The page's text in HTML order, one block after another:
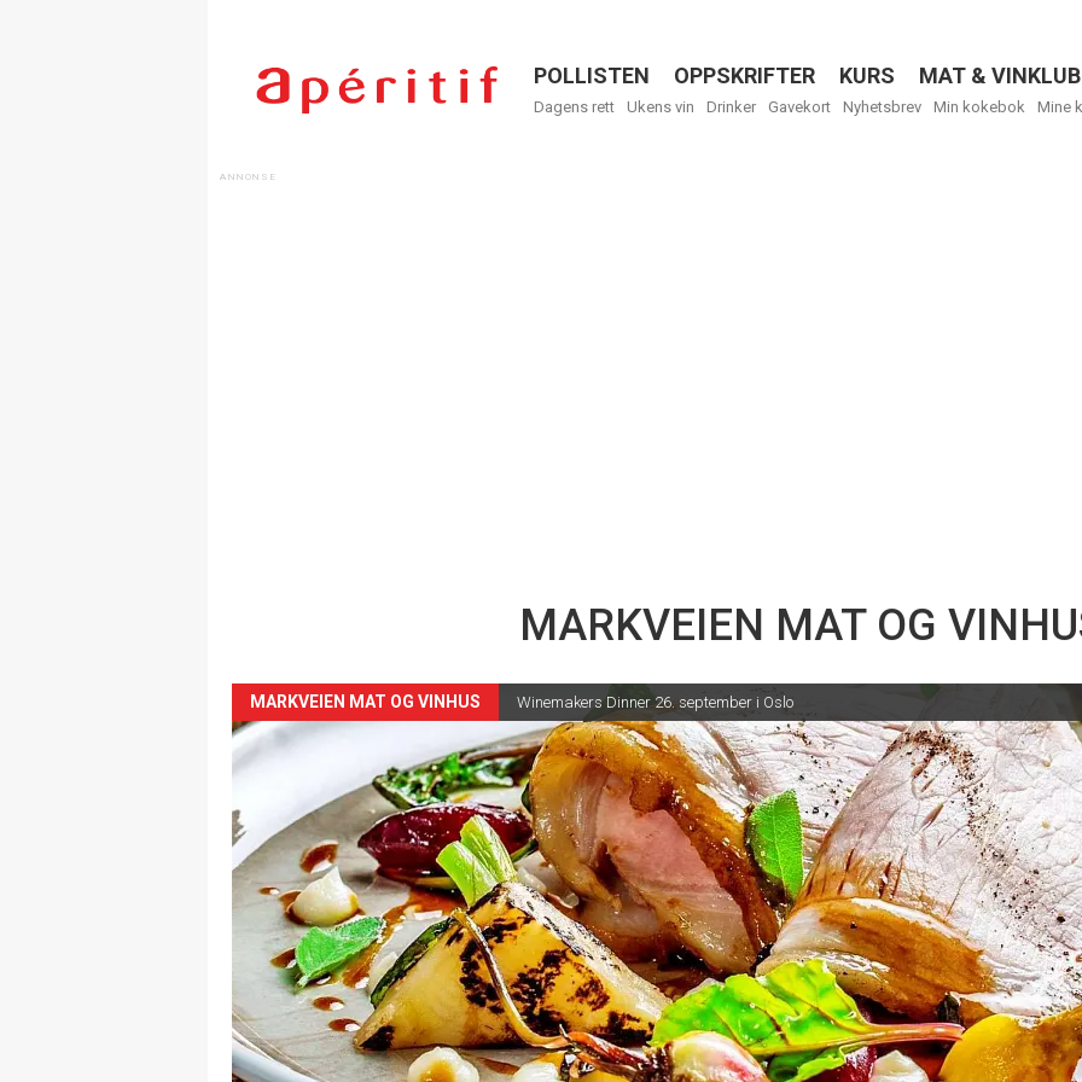
Menu
POLLISTEN OPPSKRIFTER KURS MAT &
Dagens rett Ukens vin Drinker Gavekort Nyhetsbrev Min kokebok Mine
MARKVEIEN MAT OG
MARKVEIEN MAT OG VINHUS Winemakers Dinner 26. september i Oslo